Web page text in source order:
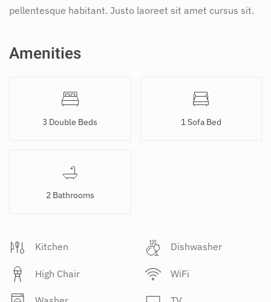
pellentesque habitant. Justo laoreet sit amet cursus sit.
Amenities
3 Double Beds 1 Sofa Bed
2 Bathrooms
Kitchen Dishwasher
High Chair WiFi